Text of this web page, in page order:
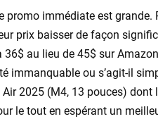
promo immédiate est grande.
prix baisser de façon
36$ au lieu de 45$ sur
immanquable ou s’agit-il
2025 (M4, 13 pouces)
le tout en espérant un